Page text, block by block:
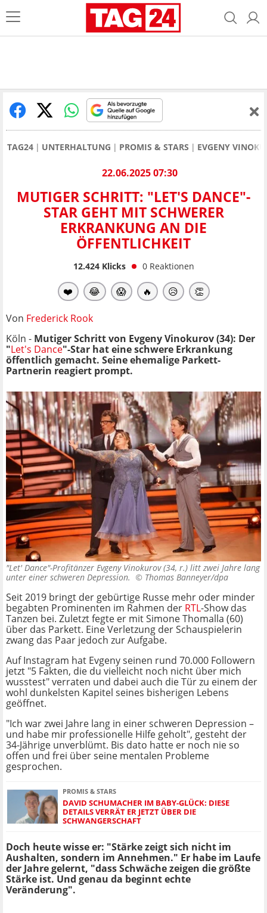
TAG24 UNTERHALTUNG PROMIS & STARS EVGENY
22.06.2025 07:30
MUTIGER SCHRITT: "LET'S DANCE"-
STAR GEHT MIT SCHWERER
ERKRANKUNG AN DIE
ÖFFENTLICHKEIT
12.424Klicks 0 Reaktionen
❤️ 😂 😱 🔥 😥 👏
Von Frederick Rook
Köln - Mutiger Schritt von Evgeny Vinokurov (34): Der
"Let's Dance"-Star hat eine schwere Erkrankung
öffentlich gemacht. Seine ehemalige Parkett-
Partnerin reagiert prompt.
"Let' Dance"-Profitänzer Evgeny Vinokurov (34, r.) litt zwei Jahre lang
unter einer schweren Depression. © Thomas Banneyer/dpa
Seit 2019 bringt der gebürtige Russe mehr oder minder
begabten Prominenten im Rahmen der RTL-Show das
Tanzen bei. Zuletzt fegte er mit Simone Thomalla (60)
über das Parkett. Eine Verletzung der Schauspielerin
zwang das Paar jedoch zur Aufgabe.
Auf Instagram hat Evgeny seinen rund 70.000 Followern
jetzt "5 Fakten, die du vielleicht noch nicht über mich
wusstest" verraten und dabei auch die Tür zu einem der
wohl dunkelsten Kapitel seines bisherigen Lebens
geöffnet.
"Ich war zwei Jahre lang in einer schweren Depression –
und habe mir professionelle Hilfe geholt", gesteht der
34-Jährige unverblümt. Bis dato hatte er noch nie so
offen und frei über seine mentalen Probleme
gesprochen.
PROMIS & STARS
DAVID SCHUMACHER IM BABY-GLÜCK: DIESE
DETAILS VERRÄT ER JETZT ÜBER DIE
SCHWANGERSCHAFT
Doch heute wisse er: "Stärke zeigt sich nicht im
Aushalten, sondern im Annehmen." Er habe im Laufe
der Jahre gelernt, "dass Schwäche zeigen die größte
Stärke ist. Und genau da beginnt echte
Veränderung".